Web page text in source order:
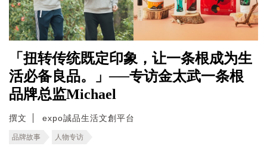
「扭转传统既定印象，让一条根成为生
活必备良品。」──专访金太武一条根
品牌总监Michael
撰文 expo誠品生活文創平台
品牌故事 人物专访